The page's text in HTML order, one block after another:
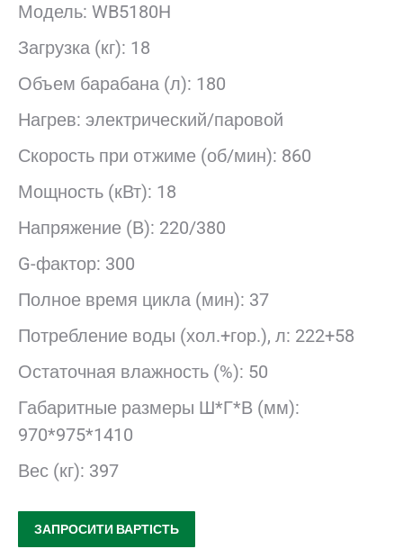
Модель: WB5180H
Загрузка (кг): 18
Объем барабана (л): 180
Нагрев: электрический/паровой
Скорость при отжиме (об/мин): 860
Мощность (кВт): 18
Напряжение (В): 220/380
G-фактор: 300
Полное время цикла (мин): 37
Потребление воды (хол.+гор.), л: 222+58
Остаточная влажность (%): 50
Габаритные размеры Ш*Г*В (мм):
970*975*1410
Вес (кг): 397
ЗАПРОСИТИ ВАРТІСТЬ